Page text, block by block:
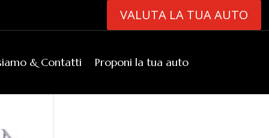
VALUTA LA TUA AUTO
& Contatti Proponi la tua auto